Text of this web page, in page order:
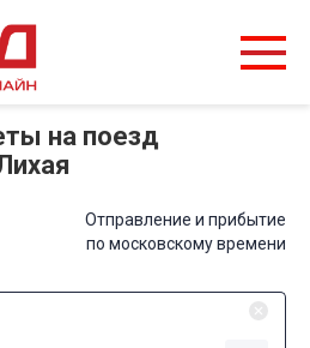
на поезд
Отправление и прибытие
по московскому времени